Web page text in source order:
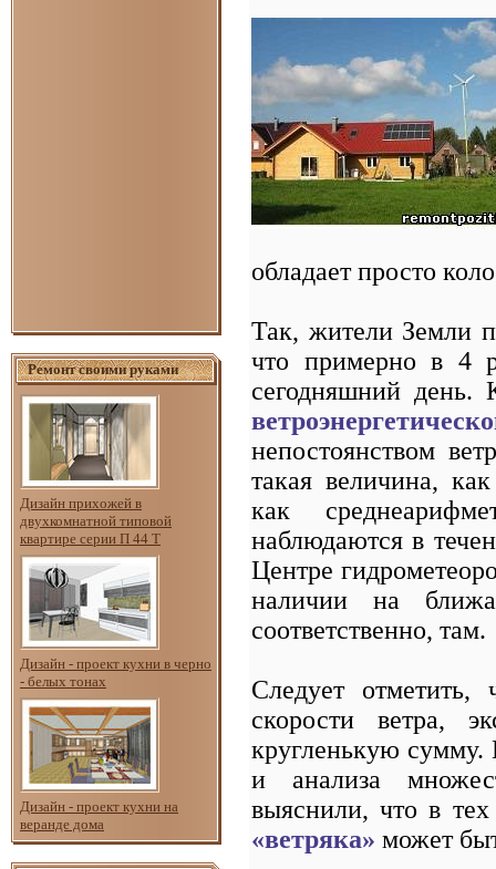
Ремонт своими руками
Дизайн прихожей в
двухкомнатной типовой
квартире серии П 44 Т
Дизайн - проект кухни в черно
- белых тонах
Дизайн - проект кухни на
веранде дома
обладает просто
Так, жители Земли
что примерно в 4
сегодняшний день.
непостоянством
такая величина,
как
наблюдаются в
Центре
наличии на
соответственно, там.
Следует отметить,
скорости ветра,
кругленькую сумму.
и анализа
выяснили, что в
«ветряка» может